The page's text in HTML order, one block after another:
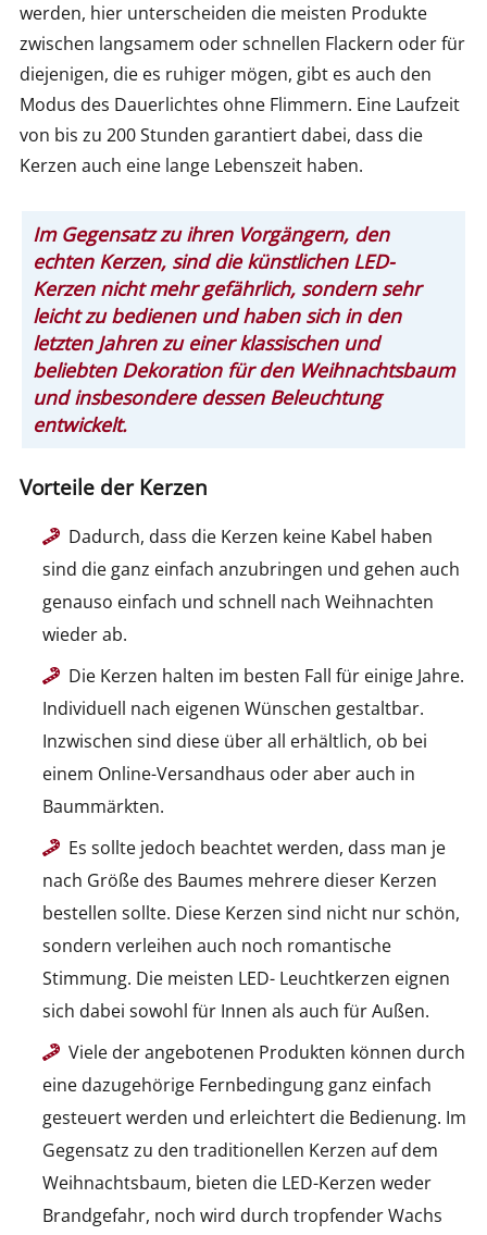
werden, hier unterscheiden die meisten Produkte
zwischen langsamem oder schnellen Flackern oder für
diejenigen, die es ruhiger mögen, gibt es auch den
Modus des Dauerlichtes ohne Flimmern. Eine Laufzeit
von bis zu 200 Stunden garantiert dabei, dass die
Kerzen auch eine lange Lebenszeit haben.
Im Gegensatz zu ihren Vorgängern, den
echten Kerzen, sind die künstlichen LED-
Kerzen nicht mehr gefährlich, sondern sehr
leicht zu bedienen und haben sich in den
letzten Jahren zu einer klassischen und
beliebten Dekoration für den Weihnachtsbaum
und insbesondere dessen Beleuchtung
entwickelt.
Vorteile der Kerzen
Dadurch, dass die Kerzen keine Kabel haben
sind die ganz einfach anzubringen und gehen auch
genauso einfach und schnell nach Weihnachten
wieder ab.
Die Kerzen halten im besten Fall für einige Jahre.
Individuell nach eigenen Wünschen gestaltbar.
Inzwischen sind diese über all erhältlich, ob bei
einem Online-Versandhaus oder aber auch in
Baummärkten.
Es sollte jedoch beachtet werden, dass man je
nach Größe des Baumes mehrere dieser Kerzen
bestellen sollte. Diese Kerzen sind nicht nur schön,
sondern verleihen auch noch romantische
Stimmung. Die meisten LED- Leuchtkerzen eignen
sich dabei sowohl für Innen als auch für Außen.
Viele der angebotenen Produkten können durch
eine dazugehörige Fernbedingung ganz einfach
gesteuert werden und erleichtert die Bedienung. Im
Gegensatz zu den traditionellen Kerzen auf dem
Weihnachtsbaum, bieten die LED-Kerzen weder
Brandgefahr, noch wird durch tropfender Wachs